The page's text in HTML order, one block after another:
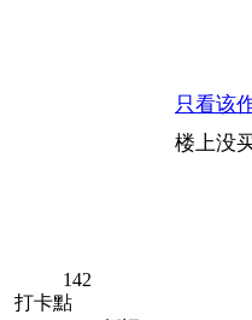
142
打卡點
只看该
楼上没